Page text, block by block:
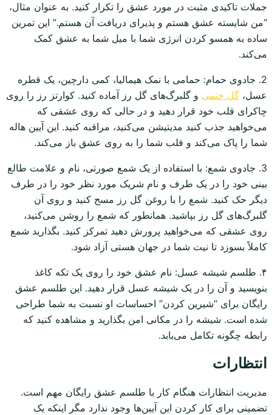
جملات تاکیدی مثبت در مورد عشق را تکرار کنید. به عنوان مثال،
“من شایسته عشق هستم و پذیرای دریافت آن هستم.” این تمرین
ساده به همسو کردن انرژی شما با میل شما به عشق کمک
می‌کند.
2. جادوی حمام: حمامی با نمک هیمالیا، کمی دارچین، یک قطره
عسل، گل ختمی و گلبرگ‌های گل رز آماده کنید. کوارتز رز را روی
چاکرای قلب خود قرار دهید و در حالی که روی عشقی که
می‌خواهید جذب کنید مدیتیشن می‌کنید، مراقبه کنید. این آیین هاله
شما را پاک می‌کند و قلب شما را به روی عشق باز می‌کند.
3. جادوی شمع: با استفاده از یک شمع صورتی، نام و علامت طالع
بینی خود را در یک طرف و نام شریک مورد نظر خود را در طرف
دیگر حک کنید. شمع را با روغن گل رز مسح کنید و روی آن
گلبرگ‌های گل رز بپاشید. همانطور که شمع را روشن می‌کنید،
روی عشقی که می‌خواهید پرورش دهید تمرکز کنید. بگذارید شمع
کاملاً بسوزد تا نیت شما در جهان هستی آزاد شود.
۴. طلسم شیشه عسل: نام عشق خود را روی یک تکه کاغذ
بنویسید و آن را در یک شیشه عسل قرار دهید. این طلسم عشق
رایگان برای “شیرین کردن” احساسات او نسبت به شما طراحی
شده است. شیشه را در مکانی امن بگذارید و مشاهده کنید که
رابطه چگونه تکامل می‌یابد.
انتظارات
مدیریت انتظارات هنگام کار با طلسم عشق رایگان مهم است.
تضمینی برای کار کردن این آیین‌ها وجود ندارد مگر اینکه یک